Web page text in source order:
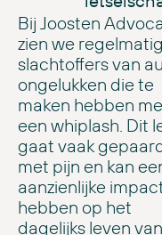
Bij Joosten
zien we regelmatig
slachtoffers van
ongelukken die te
maken hebben
een whiplash. Dit
gaat vaak
met pijn en kan
aanzienlijke
hebben op het
dagelijks leven